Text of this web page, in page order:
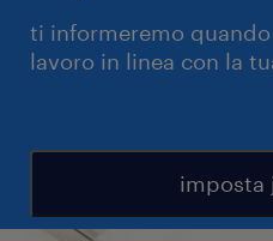
ti informeremo
lavoro in linea con la
imposta